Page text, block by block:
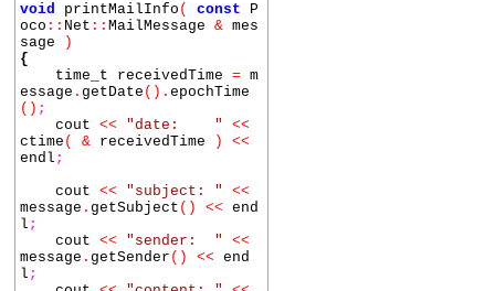
void printMailInfo ( const P
oco :: Net :: MailMessage & mes
sage
)
{
time_t receivedTime = m
essage . getDate () . epochTime
() ;
cout << "date: "
<<
ctime ( & receivedTime )
<<
endl ;
cout << "subject: "
<<
message . getSubject () << end
l ;
cout << "sender: "
<<
message . getSender () << end
l ;